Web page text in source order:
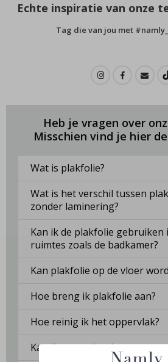
Echte inspiratie van onze
Tag die van jou met
Heb je vragen over
Misschien vind je hier
Wat is plakfolie?
Wat is het verschil tussen
zonder laminering?
Kan ik de plakfolie gebruiken
ruimtes zoals de badkamer?
Kan plakfolie op de vloer
Hoe breng ik plakfolie aan?
Hoe reinig ik het oppervlak?
Kan ik een oplossing op